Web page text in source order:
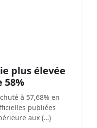
plus élevée
58%
à 57,68% en
publiées
aux (…)